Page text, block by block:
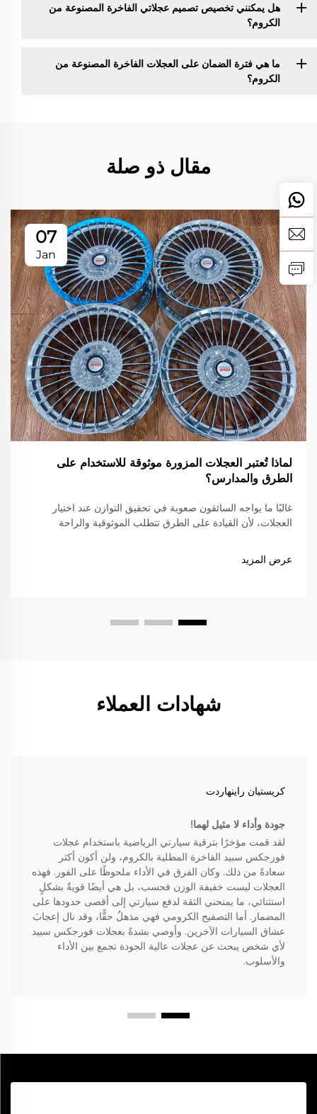
هل يمكنني تخصيص تصميم عجلاتي الفاخرة المصنوعة من
الكروم؟
ما هي فترة الضمان على العجلات الفاخرة المصنوعة من
الكروم؟
مقال ذو صلة
07
Jan
لماذا تُعتبر العجلات المزورة موثوقة للاستخدام على
الطرق والمدارس؟
غالبًا ما يواجه السائقون صعوبة في تحقيق التوازن عند اختيار
العجلات، لأن القيادة على الطرق تتطلب الموثوقية والراحة
تتطلب خفة شديدة وقوة ودقة عالية. العجلات المطروقة...
عرض المزيد
شهادات العملاء
كريستيان راينهاردت
جودة وأداء لا مثيل لهما!
لقد قمت مؤخرًا بترقية سيارتي الرياضية باستخدام عجلات
فورجكس سبيد الفاخرة المطلية بالكروم، ولن أكون أكثر
سعادةً من ذلك. وكان الفرق في الأداء ملحوظًا على الفور. فهذه
العجلات ليست خفيفة الوزن فحسب، بل هي أيضًا قويةٌ بشكلٍ
استثنائي، ما يمنحني الثقة لدفع سيارتي إلى أقصى حدودها على
المضمار. أما التصفيح الكرومي فهي مذهلٌ حقًّا، وقد نال إعجابَ
عشاق السيارات الآخرين. وأوصي بشدةً بعجلات فورجكس سبيد
لأي شخص يبحث عن عجلات عالية الجودة تجمع بين الأداء
والأسلوب.